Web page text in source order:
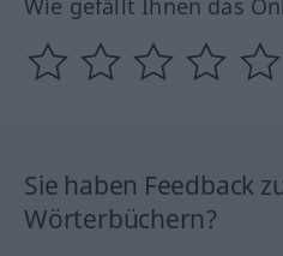
Wie gefällt Ihnen das
Sie haben Feedback
Wörterbüchern?